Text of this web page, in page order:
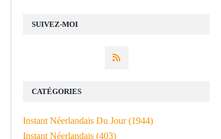
SUIVEZ-MOI
CATÉGORIES
Instant Néerlandais Du Jour(1944)
Instant Néerlandais (403)